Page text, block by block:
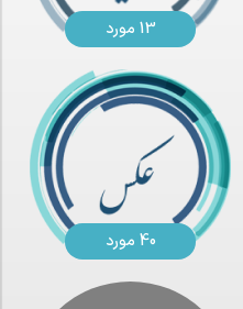
13 مورد
40 مورد